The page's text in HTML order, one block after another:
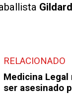
RELACIONADO
Medicina
ser asesinado